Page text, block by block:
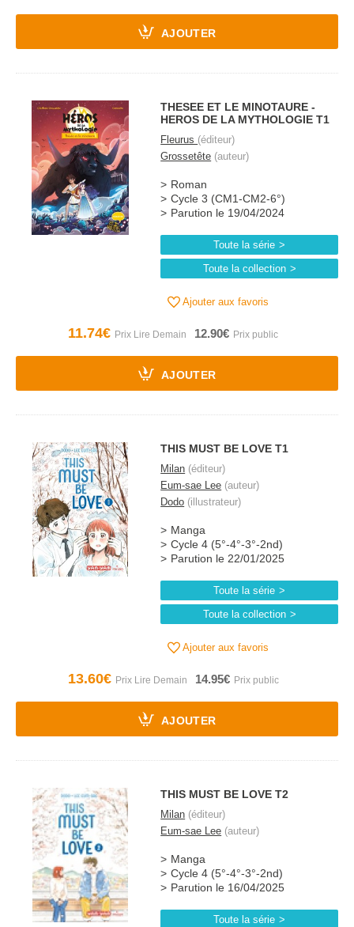
AJOUTER
THESEE ET LE MINOTAURE -
HEROS DE LA MYTHOLOGIE T1
Fleurus (éditeur)
Grossetête (auteur)
Roman
Cycle 3 (CM1-CM2-6°)
Parution le 19/04/2024
Toute la série
Toute la collection
Ajouter aux favoris
11.74€ 12.90€
AJOUTER
THIS MUST BE LOVE T1
Milan (éditeur)
Eum-sae Lee (auteur)
Dodo (illustrateur)
Manga
Cycle 4 (5°-4°-3°-2nd)
Parution le 22/01/2025
Toute la série
Toute la collection
Ajouter aux favoris
13.60€ 14.95€
AJOUTER
THIS MUST BE LOVE T2
Milan (éditeur)
Eum-sae Lee (auteur)
Manga
Cycle 4 (5°-4°-3°-2nd)
Parution le 16/04/2025
Toute la série